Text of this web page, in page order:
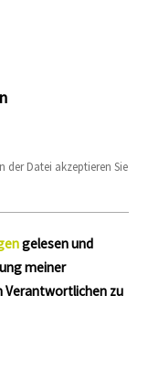
Datei akzeptieren Sie
gelesen und
meiner
Verantwortlichen zu